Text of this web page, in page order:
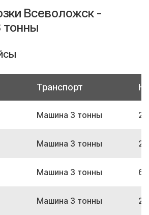
Всеволожск -
тонны
Транспорт
Машина 3 тонны
Машина 3 тонны
Машина 3 тонны
Машина 3 тонны